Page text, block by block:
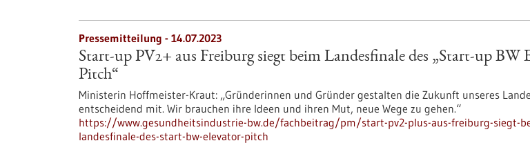
Pressemitteilung - 14.07.2023
Start-up PV2+ aus Freiburg siegt beim Landesfinale des „Start-up BW
Pitch“
Ministerin Hoffmeister-Kraut: „Gründerinnen und Gründer gestalten die Zukunft unseres
entscheidend mit. Wir brauchen ihre Ideen und ihren Mut, neue Wege zu gehen.“
https://www.gesundheitsindustrie-bw.de/fachbeitrag/pm/start-pv2-plus-aus-freiburg-siegt-
landesfinale-des-start-bw-elevator-pitch